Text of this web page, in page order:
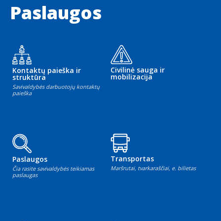
Paslaugos
Kontaktų paieška ir
struktūra
Savivaldybės darbuotojų kontaktų
paieška
Civilinė sauga ir
mobilizacija
Paslaugos
Čia rasite savivaldybės teikiamas
paslaugas
Transportas
Maršrutai, tvarkaraščiai, e. bilietas